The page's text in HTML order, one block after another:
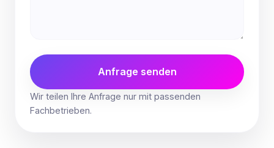
Anfrage senden
Wir teilen Ihre Anfrage nur mit passenden
Fachbetrieben.